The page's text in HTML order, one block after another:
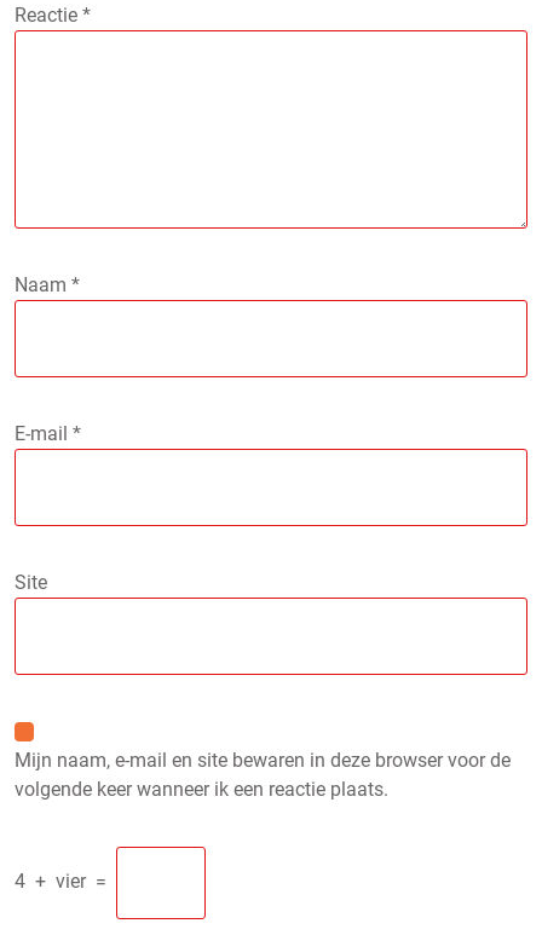
Reactie *
Naam *
E-mail *
Site
Mijn naam, e-mail en site bewaren in deze browser voor de
volgende keer wanneer ik een reactie plaats.
4 + vier =